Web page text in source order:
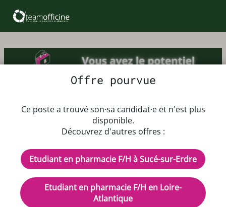
Offre d'emploi Etudiant en
pharmacie F/H
Dès que possible jusqu'au 01/08/2026
Rémunération : selon expérience
CDD - Temps partiel
Description de l'offre d'emploi
Offre pourvue
Ce poste a trouvé son·sa candidat·e et n'est plus
disponible.
Découvrez d'autres offres :
Etudiant en pharmacie F/H à Sucé-sur-Erdre
Etudiant en pharmacie F/H en Loire-
Atlantique